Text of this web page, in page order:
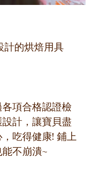
計的烘焙用具
項合格認證檢
計，讓寶貝盡
吃得健康! 鋪上
不崩潰~